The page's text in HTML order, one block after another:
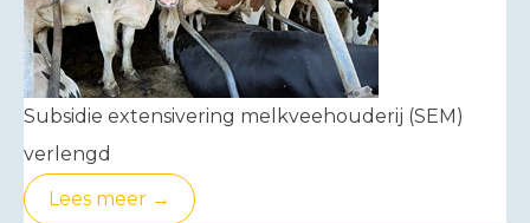
Subsidie extensivering melkveehouderij (SEM)
verlengd
Lees meer →